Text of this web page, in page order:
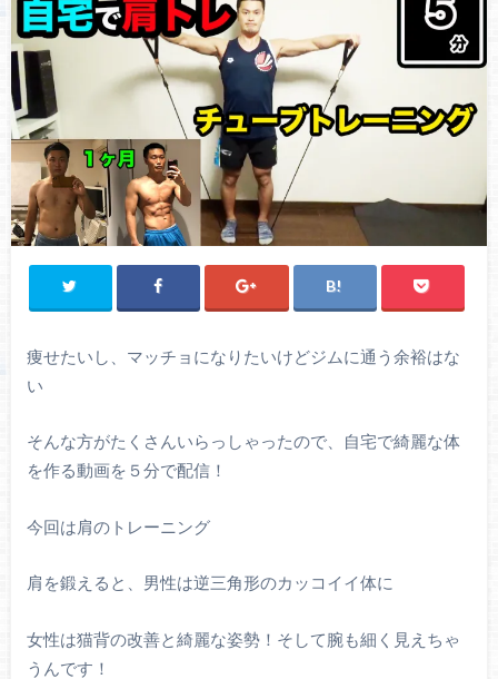
痩せたいし、マッチョになりたいけどジムに通う余裕はな
い
そんな方がたくさんいらっしゃったので、自宅で綺麗な体
を作る動画を５分で配信！
今回は肩のトレーニング
肩を鍛えると、男性は逆三角形のカッコイイ体に
女性は猫背の改善と綺麗な姿勢！そして腕も細く見えちゃ
うんです！